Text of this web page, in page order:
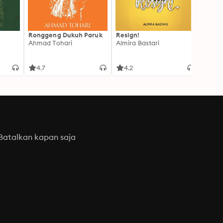
Ronggeng Dukuh Paruk
Ahmad Tohari
4.7
Resign!
Almira Bastari
4.2
kapan saja